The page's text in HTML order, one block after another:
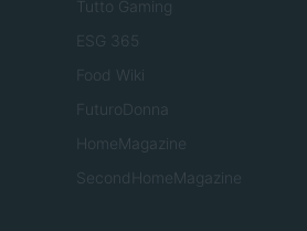
Tutto Gaming
ESG 365
Food Wiki
FuturoDonna
HomeMagazine
SecondHomeMagazine